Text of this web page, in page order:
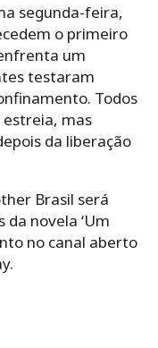
segunda-feira,
o primeiro
um
testaram
Todos
mas
da liberação
Brasil será
novela ‘Um
no canal aberto